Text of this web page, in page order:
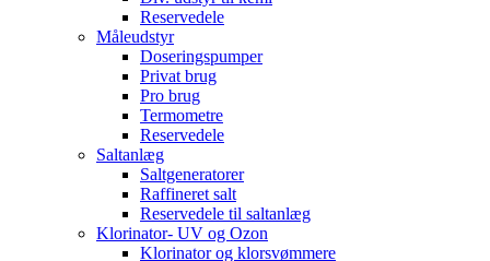
Reservedele
Måleudstyr
Doseringspumper
Privat brug
Pro brug
Termometre
Reservedele
Saltanlæg
Saltgeneratorer
Raffineret salt
Reservedele til saltanlæg
Klorinator- UV og Ozon
Klorinator og klorsvømmere